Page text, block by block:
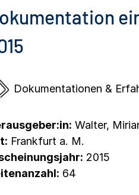
Dokumentationen &
Walter,
Frankfurt a. M.
2015
64